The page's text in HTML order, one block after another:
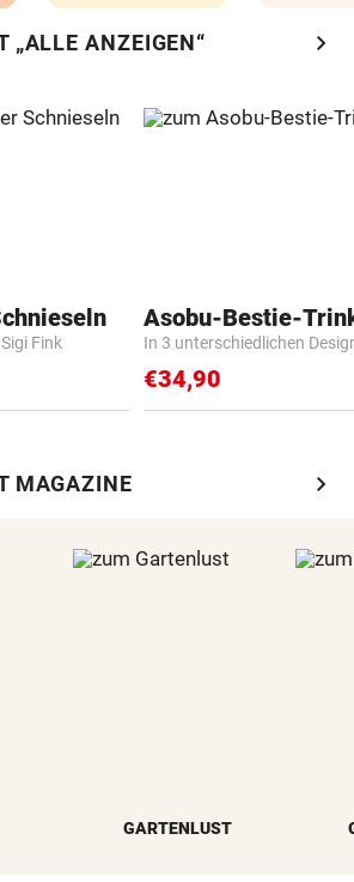
„ALLE ANZEIGEN“ chevron_right
Fink
Asobu-Bestie-
In 3 unterschiedlichen
€34,90
MAGAZINE chevron_right
GARTENLUST